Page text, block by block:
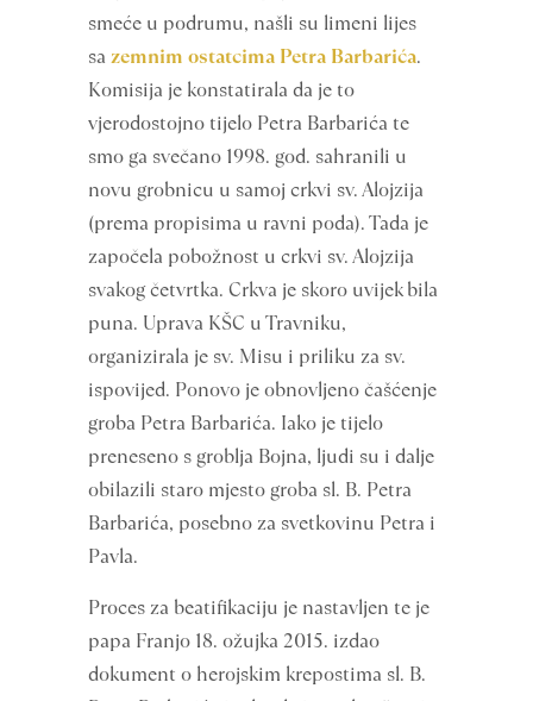
smeće u podrumu, našli su limeni lijes
sa zemnim ostatcima Petra Barbarića.
Komisija je konstatirala da je to
vjerodostojno tijelo Petra Barbarića te
smo ga svečano 1998. god. sahranili u
novu grobnicu u samoj crkvi sv. Alojzija
(prema propisima u ravni poda). Tada je
započela pobožnost u crkvi sv. Alojzija
svakog četvrtka. Crkva je skoro uvijek bila
puna. Uprava KŠC u Travniku,
organizirala je sv. Misu i priliku za sv.
ispovijed. Ponovo je obnovljeno čašćenje
groba Petra Barbarića. Iako je tijelo
preneseno s groblja Bojna, ljudi su i dalje
obilazili staro mjesto groba sl. B. Petra
Barbarića, posebno za svetkovinu Petra i
Pavla.
Proces za beatifikaciju je nastavljen te je
papa Franjo 18. ožujka 2015. izdao
dokument o herojskim krepostima sl. B.